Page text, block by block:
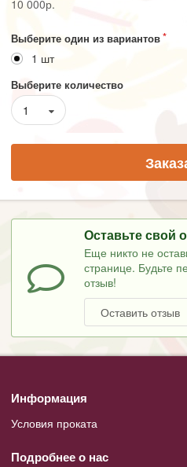
10 000р.
Выберите один из вариантов
1 шт
Выберите количество
1
Оставьте свой
Еще никто не
странице. Будьте
отзыв!
Оставить отзыв
Информация
Условия проката
Подробнее о нас